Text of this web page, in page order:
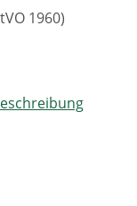
1960)